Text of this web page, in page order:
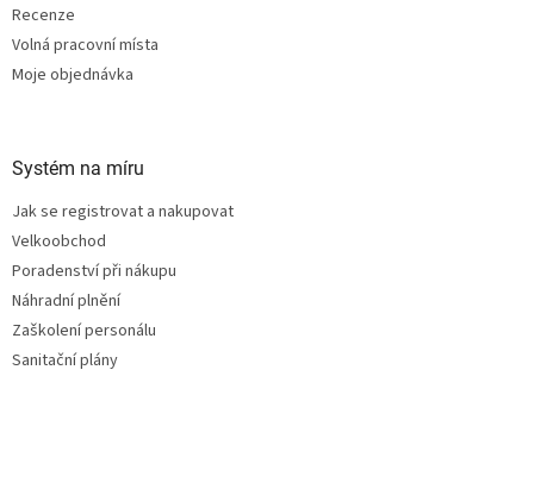
Recenze
Volná pracovní místa
Moje objednávka
Systém na míru
Jak se registrovat a nakupovat
Velkoobchod
Poradenství při nákupu
Náhradní plnění
Zaškolení personálu
Sanitační plány